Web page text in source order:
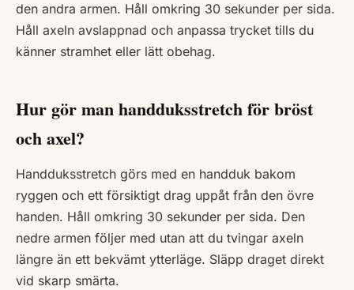
den andra armen. Håll omkring 30 sekunder per sida.
Håll axeln avslappnad och anpassa trycket tills du
känner stramhet eller lätt obehag.
Hur gör man handduksstretch för bröst
och axel?
Handduksstretch görs med en handduk bakom
ryggen och ett försiktigt drag uppåt från den övre
handen. Håll omkring 30 sekunder per sida. Den
nedre armen följer med utan att du tvingar axeln
längre än ett bekvämt ytterläge. Släpp draget direkt
vid skarp smärta.